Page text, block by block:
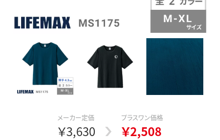
メーカー定価
￥3,630
プラスワン価格
￥2,508